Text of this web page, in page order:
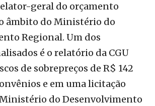
geral do orçamento
âmbito do Ministério do
Regional. Um dos
é o relatório da CGU
de sobrepreços de R$ 142
e em uma licitação
do Desenvolvimento